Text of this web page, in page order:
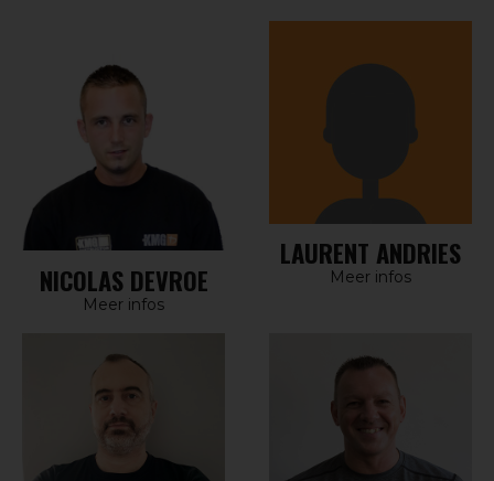
NICOLAS DEVROE
Meer infos
LAURENT ANDRIES
Meer infos